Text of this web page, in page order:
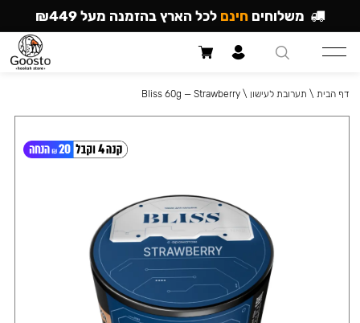
דף הבית \ תערובת לעישון \
Bliss 60g — Strawberry
משלוחים חינם לכל הארץ בהזמנה מעל ₪449